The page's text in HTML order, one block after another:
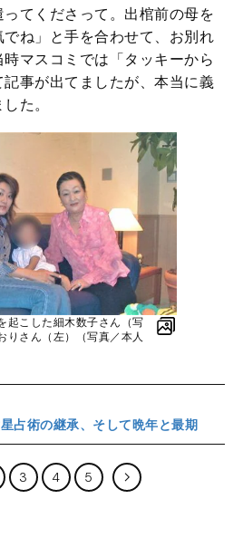
てくださって。出棺前の母を
ね」と手を合わせて、お別れ
マスコミでは「タッキーから
事が出てましたが、本当に義
た。
起こした細木数子さん（写
りさん（左）（写真／本人
占術の継承、そして晩年と最期
3 4 5